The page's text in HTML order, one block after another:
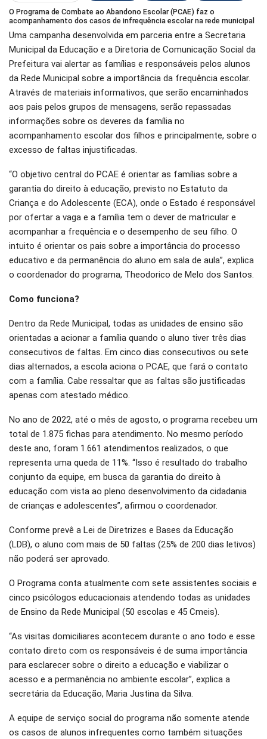
WhatsApp Pinterest
O email
O Programa de Combate ao Abandono Escolar (PCAE) faz o
acompanhamento dos casos de infrequência escolar na rede municipal
Uma campanha desenvolvida em parceria entre a Secretaria
Municipal da Educação e a Diretoria de Comunicação Social da
Prefeitura vai alertar as famílias e responsáveis pelos alunos
da Rede Municipal sobre a importância da frequência escolar.
Através de materiais informativos, que serão encaminhados
aos pais pelos grupos de mensagens, serão repassadas
informações sobre os deveres da família no
acompanhamento escolar dos filhos e principalmente, sobre o
excesso de faltas injustificadas.
“O objetivo central do PCAE é orientar as famílias sobre a
garantia do direito à educação, previsto no Estatuto da
Criança e do Adolescente (ECA), onde o Estado é responsável
por ofertar a vaga e a família tem o dever de matricular e
acompanhar a frequência e o desempenho de seu filho. O
intuito é orientar os pais sobre a importância do processo
educativo e da permanência do aluno em sala de aula”, explica
o coordenador do programa, Theodorico de Melo dos Santos.
Como funciona?
Dentro da Rede Municipal, todas as unidades de ensino são
orientadas a acionar a família quando o aluno tiver três dias
consecutivos de faltas. Em cinco dias consecutivos ou sete
dias alternados, a escola aciona o PCAE, que fará o contato
com a família. Cabe ressaltar que as faltas são justificadas
apenas com atestado médico.
No ano de 2022, até o mês de agosto, o programa recebeu um
total de 1.875 fichas para atendimento. No mesmo período
deste ano, foram 1.661 atendimentos realizados, o que
representa uma queda de 11%. “Isso é resultado do trabalho
conjunto da equipe, em busca da garantia do direito à
educação com vista ao pleno desenvolvimento da cidadania
de crianças e adolescentes”, afirmou o coordenador.
Conforme prevê a Lei de Diretrizes e Bases da Educação
(LDB), o aluno com mais de 50 faltas (25% de 200 dias letivos)
não poderá ser aprovado.
O Programa conta atualmente com sete assistentes sociais e
cinco psicólogos educacionais atendendo todas as unidades
de Ensino da Rede Municipal (50 escolas e 45 Cmeis).
“As visitas domiciliares acontecem durante o ano todo e esse
contato direto com os responsáveis é de suma importância
para esclarecer sobre o direito a educação e viabilizar o
acesso e a permanência no ambiente escolar”, explica a
secretária da Educação, Maria Justina da Silva.
A equipe de serviço social do programa não somente atende
os casos de alunos infrequentes como também situações